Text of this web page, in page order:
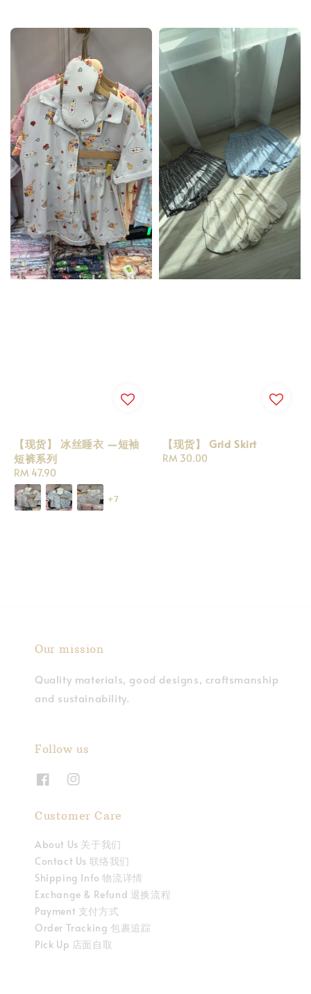
【现货】 冰丝睡衣 —短袖
短裤系列
Regular
price
RM 47.90
+7
【现货】 Grid Skirt
Regular
RM 30.00
Our mission
Quality materials, good designs, craftsmanship
and sustainability.
Follow us
Customer Care
About Us 关于我们
Contact Us 联络我们
Shipping Info 物流详情
Exchange & Refund 退换流程
Payment 支付方式
Order Tracking 包裹追踪
Pick Up 店面自取